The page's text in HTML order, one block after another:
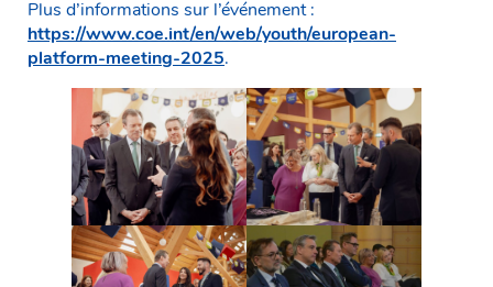
Plus d’informations sur l’événement :
https://www.coe.int/en/web/youth/european-
platform-meeting-2025.